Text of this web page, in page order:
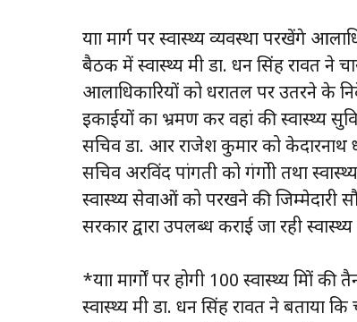
यात्रा मार्ग पर स्वास्थ्य व्यवस्था परखेंगे
बैठक में स्वास्थ्य मंत्री डा. धन सिंह रावत ने
आलाधिकारियों को धरातल पर उतरने के
इकाईयों का भ्रमण कर वहां की स्वास्थ्य
सचिव डा. आर राजेश कुमार को केदारनाथ
सचिव अरविंद पांगती को गंगोत्री तथा
स्वास्थ्य सेवाओं को परखने की जिम्मेदारी
सरकार द्वारा उपलब्ध कराई जा रही
*यात्रा मार्गों पर होगी 100 स्वास्थ्य मित्रों
स्वास्थ्य मंत्री डा. धन सिंह रावत ने बताया कि